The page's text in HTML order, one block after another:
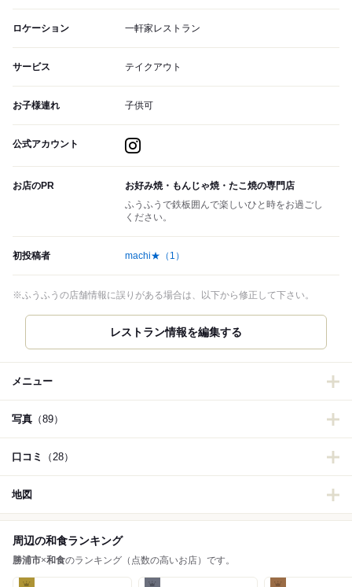
ロケーション 一軒家レストラン
サービス テイクアウト
お子様連れ 子供可
公式アカウント
お店のPR
お好み焼・もんじゃ焼・たこ焼の専門店
ふうふうで鉄板囲んで楽しいひと時をお過ごし
ください。
初投稿者 machi★ （1）
※ふうふうの店舗情報に誤りがある場合は、以下から修正して下さい。
レストラン情報を編集する
メニュー
写真 （89）
口コミ （28）
地図
周辺の和食ランキング
勝浦市×和食のランキング（点数の高いお店）です。